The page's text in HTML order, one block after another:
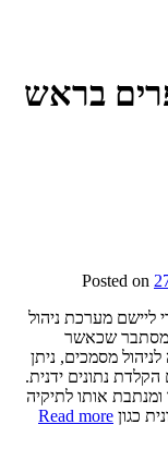
בראש
Posted on
ליישם מערכת ניהול
מסתבר שכאשר
מסמכים, ניתן
הקלדת נתונים ידנית.
אותו לתיקיה
כגון Read more